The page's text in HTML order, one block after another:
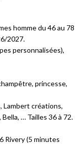
homme du 46 au 78
2027.
personnalisées),
princesse,
Lambert créations,
… Tailles 36 à 72.
Rivery (5 minutes